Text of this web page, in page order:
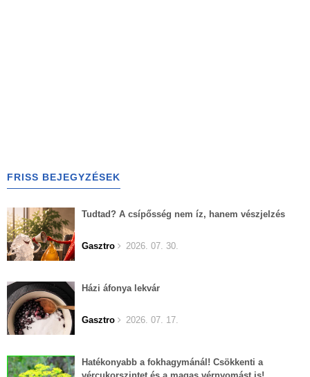
FRISS BEJEGYZÉSEK
Tudtad? A csípősség nem íz, hanem vészjelzés
Gasztro 2026. 07. 30.
Házi áfonya lekvár
Gasztro 2026. 07. 17.
Hatékonyabb a fokhagymánál! Csökkenti a
vércukorszintet és a magas vérnyomást is!